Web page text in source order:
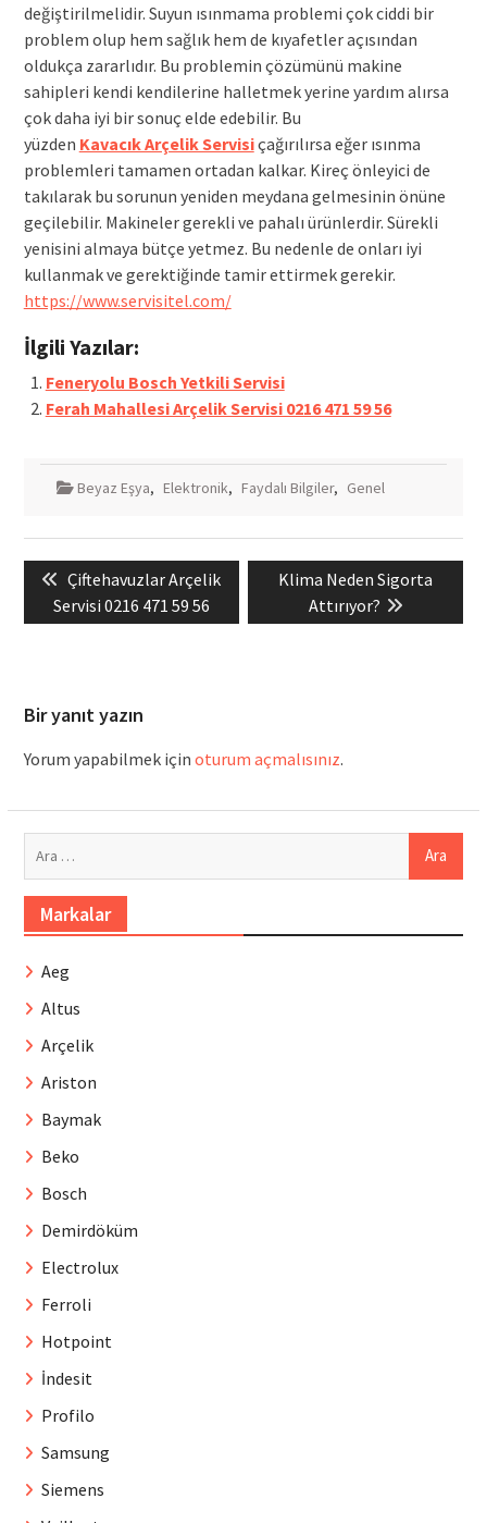
değiştirilmelidir. Suyun ısınmama problemi çok ciddi bir
problem olup hem sağlık hem de kıyafetler açısından
oldukça zararlıdır. Bu problemin çözümünü makine
sahipleri kendi kendilerine halletmek yerine yardım alırsa
çok daha iyi bir sonuç elde edebilir. Bu
yüzden Kavacık Arçelik Servisiçağırılırsa eğer ısınma
problemleri tamamen ortadan kalkar. Kireç önleyici de
takılarak bu sorunun yeniden meydana gelmesinin önüne
geçilebilir. Makineler gerekli ve pahalı ürünlerdir. Sürekli
yenisini almaya bütçe yetmez. Bu nedenle de onları iyi
kullanmak ve gerektiğinde tamir ettirmek gerekir.
https://www.servisitel.com/
İlgili Yazılar:
Feneryolu Bosch Yetkili Servisi
Ferah Mahallesi Arçelik Servisi 0216 471 59 56
Beyaz Eşya, Elektronik, Faydalı Bilgiler, Genel
gezinmesi
Previous
post:
Çiftehavuzlar Arçelik
Servisi 0216 471 59 56
Next
post:
Klima Neden Sigorta
Attırıyor?
Bir yanıt yazın
Yorum yapabilmek için oturum açmalısınız.
Markalar
Aeg
Altus
Arçelik
Ariston
Baymak
Beko
Bosch
Demirdöküm
Electrolux
Ferroli
Hotpoint
İndesit
Profilo
Samsung
Siemens